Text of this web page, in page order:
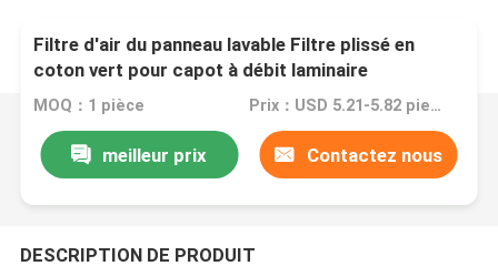
Filtre d'air du panneau lavable Filtre plissé en
coton vert pour capot à débit laminaire
MOQ：1 pièce Prix：USD 5.21-5.82 piece
meilleur prix Contactez nous
DESCRIPTION DE PRODUIT